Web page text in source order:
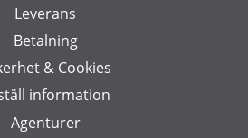
Leverans
Betalning
& Cookies
information
Agenturer